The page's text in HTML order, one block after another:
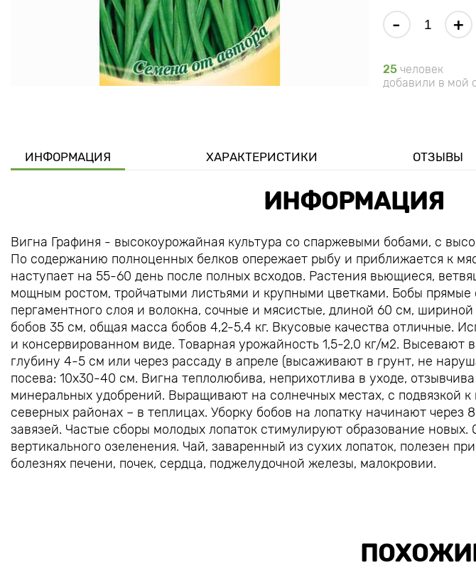
- +
25 человек
добавили в мой
ИНФОРМАЦИЯ ХАРАКТЕРИСТИКИ ОТЗЫВЫ
ИНФОРМАЦИЯ
Вигна Графиня - высокоурожайная культура со спаржевыми бобами, с
По содержанию полноценных белков опережает рыбу и приближается к
наступает на 55-60 день после полных всходов. Растения вьющиеся,
мощным ростом, тройчатыми листьями и крупными цветками. Бобы прямые
пергаментного слоя и волокна, сочные и мясистые, длиной 60 см,
бобов 35 см, общая масса бобов 4,2-5,4 кг. Вкусовые качества отличные.
и консервированном виде. Товарная урожайность 1,5-2,0 кг/м2. Высевают
глубину 4-5 см или через рассаду в апреле (высаживают в грунт, не
посева: 10х30-40 см. Вигна теплолюбива, неприхотлива в уходе,
минеральных удобрений. Выращивают на солнечных местах, с подвязкой к
северных районах – в теплицах. Уборку бобов на лопатку начинают через
завязей. Частые сборы молодых лопаток стимулируют образование новых.
вертикального озеленения. Чай, заваренный из сухих лопаток, полезен
болезнях печени, почек, сердца, поджелудочной железы, малокровии.